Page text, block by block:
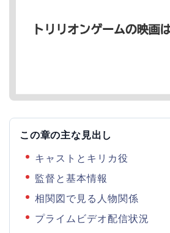
この章の主な見出し
キャストとキリカ役
監督と基本情報
相関図で見る人物関係
プライムビデオ配信状況